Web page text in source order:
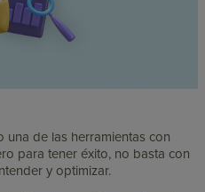
una de las herramientas con
para tener éxito, no basta con
y optimizar.